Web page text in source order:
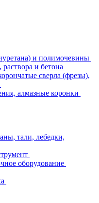
и полимочевины
и бетона
сверла (фрезы),
алмазные коронки
тали, лебедки,
оборудование